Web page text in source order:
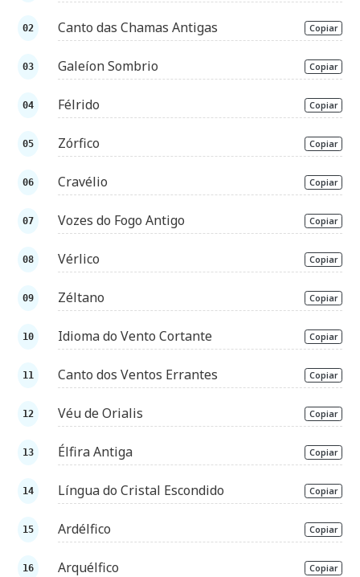
Canto das Chamas Antigas Copiar
Galeíon Sombrio Copiar
Félrido Copiar
Zórfico Copiar
Cravélio Copiar
Vozes do Fogo Antigo Copiar
Vérlico Copiar
Zéltano Copiar
Idioma do Vento Cortante Copiar
Canto dos Ventos Errantes Copiar
Véu de Orialis Copiar
Élfira Antiga Copiar
Língua do Cristal Escondido Copiar
Ardélfico Copiar
Arquélfico Copiar